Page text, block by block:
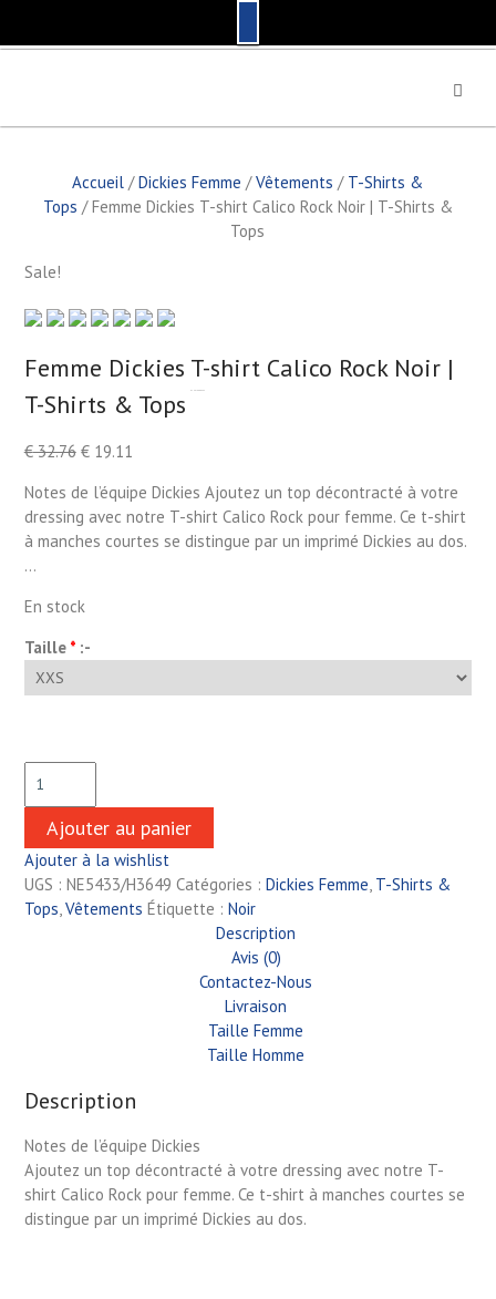
p
Accueil /Dickies Femme /Vêtements / T-Shirts &
Tops / Femme Dickies T-shirt Calico Rock Noir | T-Shirts &
Tops
Sale!
Femme Dickies T-shirt Calico Rock Noir |
T-Shirts & Tops
€32.76 €19.11
Notes de l’équipe Dickies Ajoutez un top décontracté à votre
dressing avec notre T-shirt Calico Rock pour femme. Ce t-shirt
à manches courtes se distingue par un imprimé Dickies au dos.
…
En stock
Taille *:-
Ajouter au panier
Ajouter à la wishlist
UGS : NE5433/H3649 Catégories : Dickies Femme, T-Shirts &
Tops,Vêtements Étiquette : Noir
Description
Avis (0)
Contactez-Nous
Livraison
Taille Femme
Taille Homme
Description
Notes de l’équipe Dickies
Ajoutez un top décontracté à votre dressing avec notre T-
shirt Calico Rock pour femme. Ce t-shirt à manches courtes se
distingue par un imprimé Dickies au dos.